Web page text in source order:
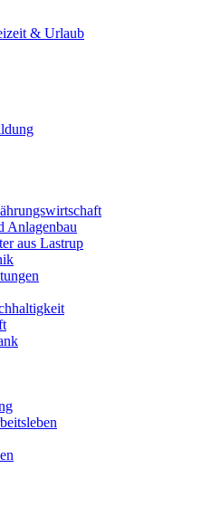
& Urlaub
Anlagenbau
aus Lastrup